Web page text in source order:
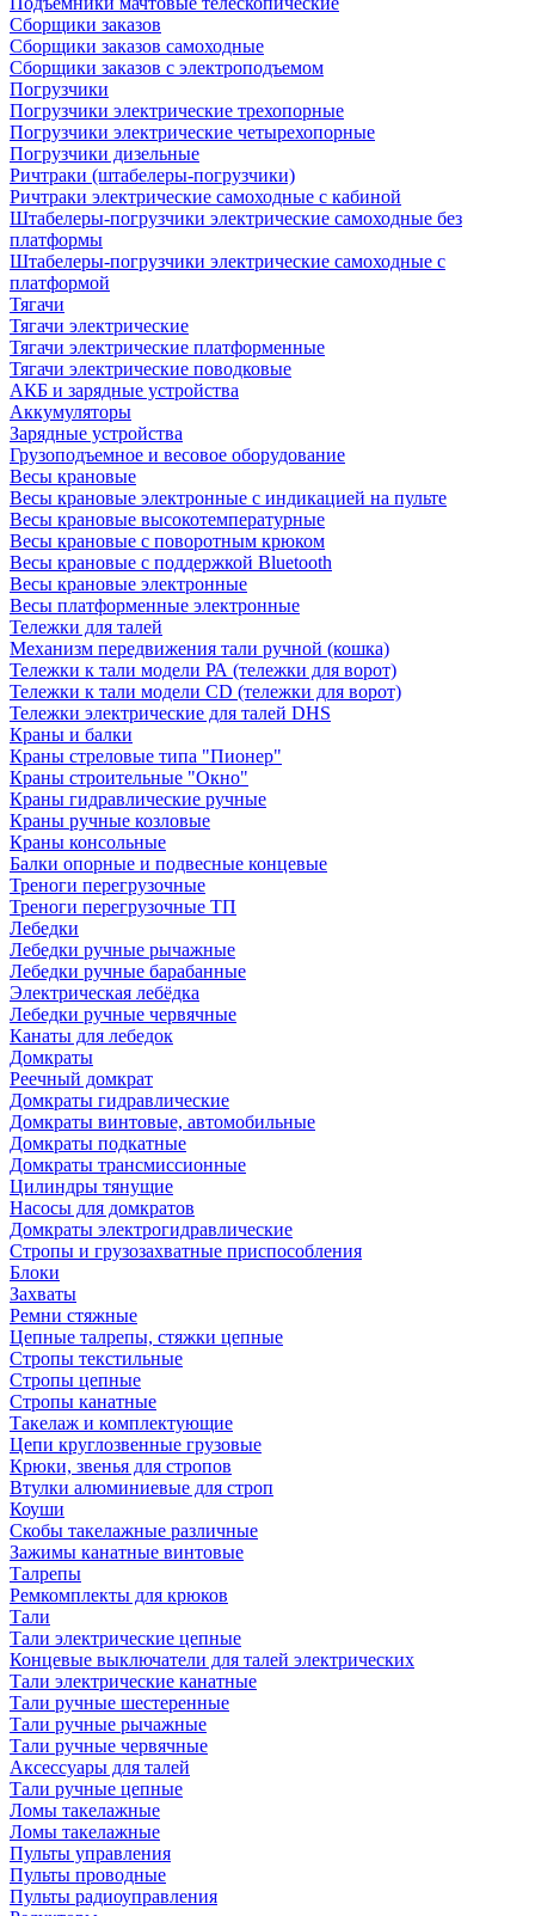
Сборщики заказов
Сборщики заказов самоходные
Сборщики заказов с электроподъемом
Погрузчики
Погрузчики электрические трехопорные
Погрузчики электрические четырехопорные
Погрузчики дизельные
Ричтраки (штабелеры-погрузчики)
Ричтраки электрические самоходные с кабиной
Штабелеры-погрузчики электрические самоходные без
платформы
Штабелеры-погрузчики электрические самоходные с
платформой
Тягачи
Тягачи электрические
Тягачи электрические платформенные
Тягачи электрические поводковые
АКБ и зарядные устройства
Аккумуляторы
Зарядные устройства
Грузоподъемное и весовое оборудование
Весы крановые
Весы крановые электронные с индикацией на пульте
Весы крановые высокотемпературные
Весы крановые с поворотным крюком
Весы крановые с поддержкой Bluetooth
Весы крановые электронные
Весы платформенные электронные
Тележки для талей
Механизм передвижения тали ручной (кошка)
Тележки к тали модели РА (тележки для ворот)
Тележки к тали модели CD (тележки для ворот)
Тележки электрические для талей DHS
Краны и балки
Краны стреловые типа "Пионер"
Краны строительные "Окно"
Краны гидравлические ручные
Краны ручные козловые
Краны консольные
Балки опорные и подвесные концевые
Треноги перегрузочные
Треноги перегрузочные ТП
Лебедки
Лебедки ручные рычажные
Лебедки ручные барабанные
Электрическая лебёдка
Лебедки ручные червячные
Канаты для лебедок
Домкраты
Реечный домкрат
Домкраты гидравлические
Домкраты винтовые, автомобильные
Домкраты подкатные
Домкраты трансмиссионные
Цилиндры тянущие
Насосы для домкратов
Домкраты электрогидравлические
Стропы и грузозахватные приспособления
Блоки
Захваты
Ремни стяжные
Цепные талрепы, стяжки цепные
Стропы текстильные
Стропы цепные
Стропы канатные
Такелаж и комплектующие
Цепи круглозвенные грузовые
Крюки, звенья для стропов
Втулки алюминиевые для строп
Коуши
Скобы такелажные различные
Зажимы канатные винтовые
Талрепы
Ремкомплекты для крюков
Тали
Тали электрические цепные
Концевые выключатели для талей электрических
Тали электрические канатные
Тали ручные шестеренные
Тали ручные рычажные
Тали ручные червячные
Аксессуары для талей
Тали ручные цепные
Ломы такелажные
Ломы такелажные
Пульты управления
Пульты проводные
Пульты радиоуправления